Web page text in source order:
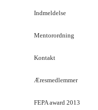
Indmeldelse
Mentorordning
Kontakt
Æresmedlemmer
FEPA award 2013